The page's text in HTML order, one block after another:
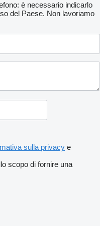
è necessario indicarlo
del Paese. Non lavoriamo
sulla privacy e
scopo di fornire una